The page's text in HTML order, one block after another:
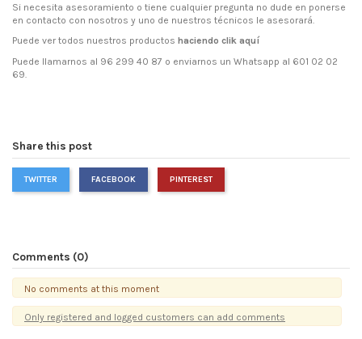
Si necesita asesoramiento o tiene cualquier pregunta no dude en ponerse
en contacto con nosotros y uno de nuestros técnicos le asesorará.
Puede ver todos nuestros productos haciendo clik aquí
Puede llamarnos al 96 299 40 87 o enviarnos un Whatsapp al 601 02 02
69.
Share this post
TWITTER FACEBOOK PINTEREST
Comments (0)
No comments at this moment
Only registered and logged customers can add comments